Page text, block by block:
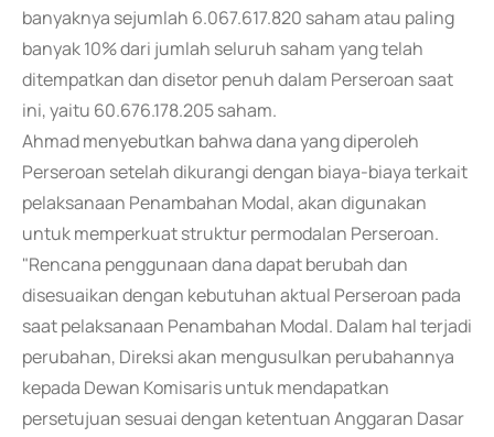
banyaknya sejumlah 6.067.617.820 saham atau paling
banyak 10% dari jumlah seluruh saham yang telah
ditempatkan dan disetor penuh dalam Perseroan saat
ini, yaitu 60.676.178.205 saham.
Ahmad menyebutkan bahwa dana yang diperoleh
Perseroan setelah dikurangi dengan biaya-biaya terkait
pelaksanaan Penambahan Modal, akan digunakan
untuk memperkuat struktur permodalan Perseroan.
"Rencana penggunaan dana dapat berubah dan
disesuaikan dengan kebutuhan aktual Perseroan pada
saat pelaksanaan Penambahan Modal. Dalam hal terjadi
perubahan, Direksi akan mengusulkan perubahannya
kepada Dewan Komisaris untuk mendapatkan
persetujuan sesuai dengan ketentuan Anggaran Dasar